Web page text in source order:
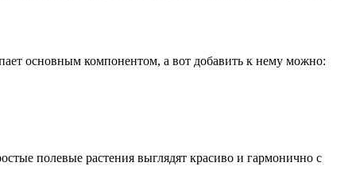
основным компонентом, а вот добавить к нему можно:
полевые растения выглядят красиво и гармонично с